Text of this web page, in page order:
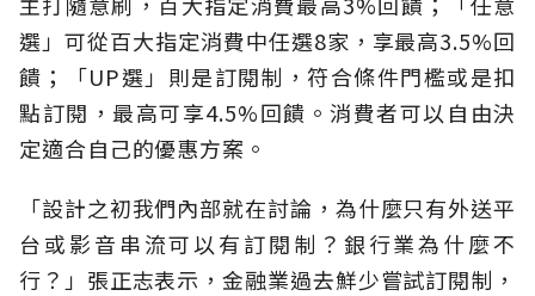
選」可從百大指定消費中任選8家，享最高3.5%回
饋；「UP選」則是訂閱制，符合條件門檻或是扣
點訂閱，最高可享4.5%回饋。消費者可以自由決
定適合自己的優惠方案。
「設計之初我們內部就在討論，為什麼只有外送平
台或影音串流可以有訂閱制？銀行業為什麼不
行？」張正志表示，金融業過去鮮少嘗試訂閱制，